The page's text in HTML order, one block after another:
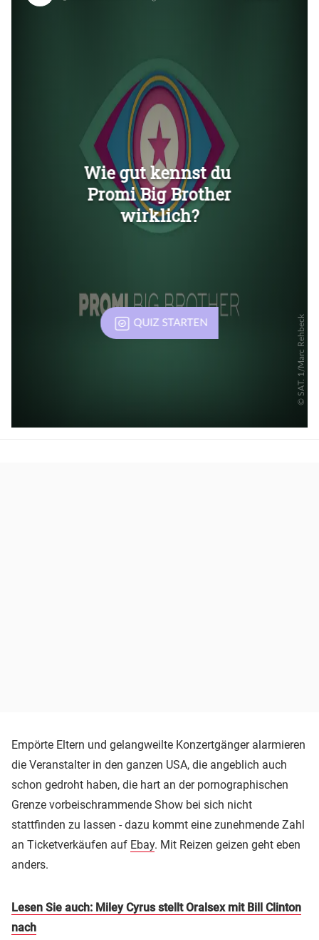
Überspringen
Überspringen
Empörte Eltern und gelangweilte Konzertgänger alarmieren
die Veranstalter in den ganzen USA, die angeblich auch
schon gedroht haben, die hart an der pornographischen
Grenze vorbeischrammende Show bei sich nicht
stattfinden zu lassen - dazu kommt eine zunehmende Zahl
an Ticketverkäufen auf Ebay. Mit Reizen geizen geht eben
anders.
Lesen Sie auch: Miley Cyrus stellt Oralsex mit Bill Clinton
nach